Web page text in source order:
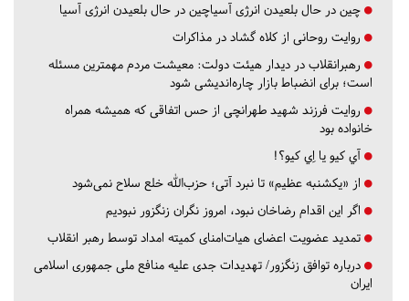
چین در حال بلعیدن انرژی آسیاچین در حال بلعیدن انرژی آسیا
روایت روحانی از کلاه گشاد در مذاکرات
رهبرانقلاب در دیدار هیئت دولت: معیشت مردم مهمترین مسئله
است؛ برای انضباط بازار چاره‌اندیشی شود
روایت فرزند شهید طهرانچی از حس اتفاقی که همیشه همراه
خانواده بود
آي كيو يا اِي كيو؟!
از «یکشنبه عظیم» تا نبرد آتی؛ حزب‌الله خلع سلاح نمی‌شود
اگر این اقدام رضاخان نبود، امروز نگران زنگزور نبودیم
تمدید عضویت اعضای هیات‌امنای کمیته امداد توسط رهبر انقلاب
درباره توافق زنگزور/ تهدیدات جدی علیه منافع ملی جمهوری اسلامی
ایران